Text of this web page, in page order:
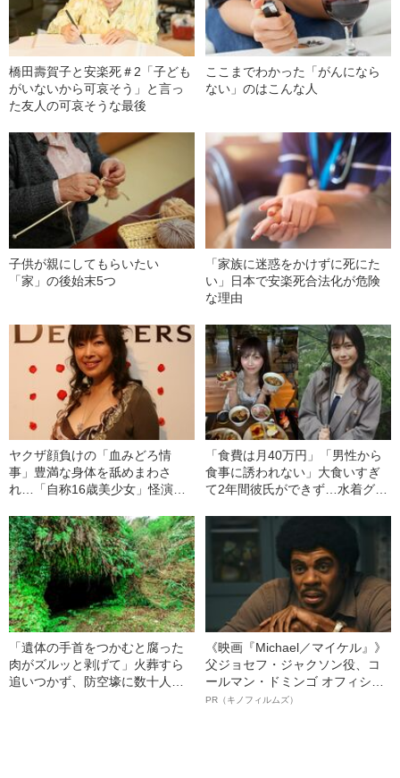
橋田壽賀子と安楽死＃2「子ども
がいないから可哀そう」と言っ
た友人の可哀そうな最後
ここまでわかった「がんになら
ない」のはこんな人
子供が親にしてもらいたい
「家」の後始末5つ
「家族に迷惑をかけずに死にた
い」日本で安楽死合法化が危険
な理由
ヤクザ顔負けの「血みどろ情
事」豊満な身体を舐めまわさ
れ…「自称16歳美少女」怪演
ぎる“熟れ方”
「食費は月40万円」「男性から
食事に誘われない」大食いすぎ
て2年間彼氏ができず…水着グラ
女子（24）が語る、驚愕の食生
「遺体の手首をつかむと腐った
肉がズルッと剥げて」火葬すら
追いつかず、防空壕に数十人
《映画『Michael／マイケル』》
父ジョセフ・ジャクソン役、コ
ールマン・ドミンゴ オフィシャ
ルインタビュー“観客を魅了した
PR（キノフィルムズ）